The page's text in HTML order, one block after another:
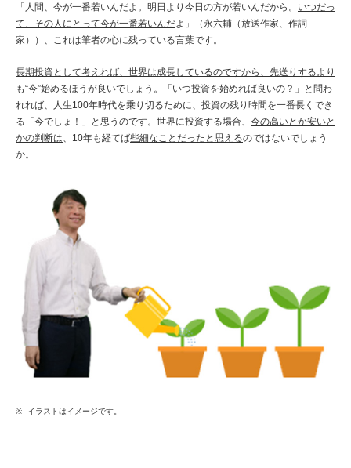
「人間、今が一番若いんだよ。明日より今日の方が若いんだから。 いつだっ
て、その人にとって今が一番若いんだよ」（永六輔（放送作家、作詞
家））、これは筆者の心に残っている言葉です。
長期投資として考えれば、世界は成長しているのですから、先送りするより
も“今”始めるほうが良いでしょう。「いつ投資を始めれば良いの？」と問わ
れれば、人生100年時代を乗り切るために、投資の残り時間を一番長くでき
る「今でしょ！」と思うのです。世界に投資する場合、 今の高いとか安いと
かの判断は、10年も経てば些細なことだったと思えるのではないでしょう
か。
イラストはイメージです。